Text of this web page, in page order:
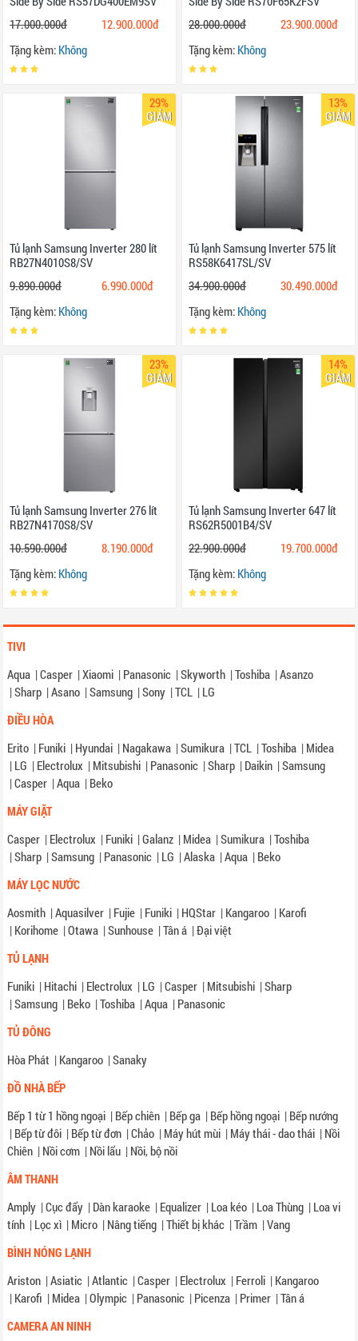
17.000.000đ
12.900.000đ
Tặng kèm: Không
28.000.000đ
23.900.000đ
Tặng kèm: Không
Tủ lạnh Samsung Inverter 280 lít
RB27N4010S8/SV
9.890.000đ
6.990.000đ
Tặng kèm: Không
29%
GIẢM
Tủ lạnh Samsung Inverter 575 lít
RS58K6417SL/SV
34.900.000đ
30.490.000đ
Tặng kèm: Không
13%
GIẢM
Tủ lạnh Samsung Inverter 276 lít
RB27N4170S8/SV
10.590.000đ
8.190.000đ
Tặng kèm: Không
23%
GIẢM
Tủ lạnh Samsung Inverter 647 lít
RS62R5001B4/SV
22.900.000đ
19.700.000đ
Tặng kèm: Không
14%
GIẢM
TIVI
Aqua |Casper |Xiaomi | Panasonic |Skyworth |Toshiba |Asanzo
|Sharp |Asano |Samsung |Sony |TCL | LG
ĐIỀU HÒA
Erito | Funiki | Hyundai | Nagakawa |Sumikura |TCL |Toshiba | Midea
| LG | Electrolux | Mitsubishi | Panasonic |Sharp | Daikin |Samsung
|Casper |Aqua | Beko
MÁY GIẶT
Casper | Electrolux | Funiki |Galanz | Midea |Sumikura |Toshiba
|Sharp |Samsung | Panasonic | LG |Alaska |Aqua | Beko
MÁY LỌC NƯỚC
Aosmith |Aquasilver | Fujie | Funiki | HQStar | Kangaroo | Karofi
| Korihome |Otawa |Sunhouse |Tân á |Đại việt
TỦ LẠNH
Funiki | Hitachi | Electrolux | LG |Casper | Mitsubishi |Sharp
|Samsung | Beko |Toshiba |Aqua | Panasonic
TỦ ĐÔNG
Hòa Phát | Kangaroo |Sanaky
ĐỒ NHÀ BẾP
Bếp 1 từ 1 hồng ngoại | Bếp chiên | Bếp ga | Bếp hồng ngoại | Bếp nướng
| Bếp từ đôi | Bếp từ đơn |Chảo | Máy hút mùi | Máy thái - dao thái | Nồi
Chiên | Nồi cơm | Nồi lẩu | Nồi, bộ nồi
ÂM THANH
Amply |Cục đẩy | Dàn karaoke | Equalizer | Loa kéo | Loa Thùng | Loa vi
tính | Lọc xì | Micro | Nâng tiếng |Thiết bị khác |Trầm |Vang
BÌNH NÓNG LẠNH
Ariston |Asiatic |Atlantic |Casper | Electrolux | Ferroli | Kangaroo
| Karofi | Midea |Olympic | Panasonic | Picenza | Primer |Tân á
CAMERA AN NINH